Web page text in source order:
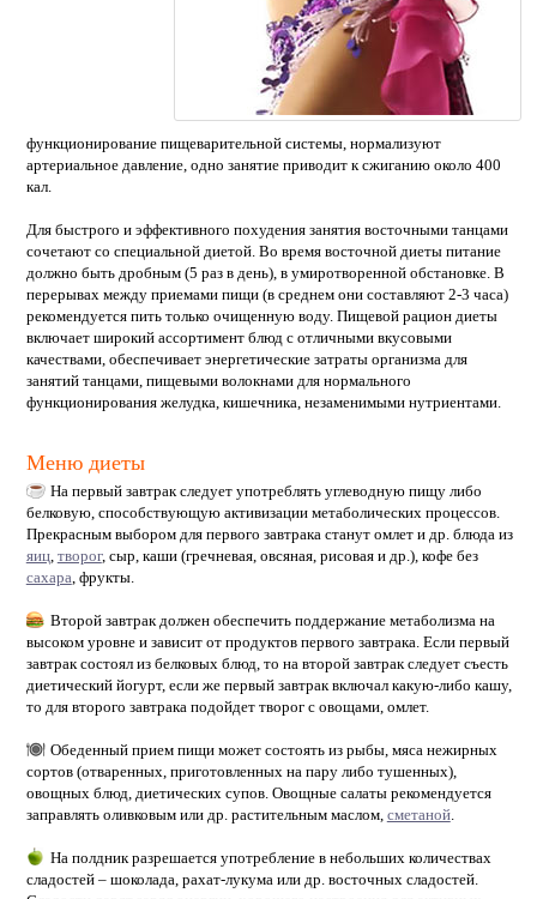
функционирование пищеварительной системы, нормализуют
артериальное давление, одно занятие приводит к сжиганию около 400
кал.
Для быстрого и эффективного похудения занятия восточными танцами
сочетают со специальной диетой. Во время восточной диеты питание
должно быть дробным (5 раз в день), в умиротворенной обстановке. В
перерывах между приемами пищи (в среднем они составляют 2-3 часа)
рекомендуется пить только очищенную воду. Пищевой рацион диеты
включает широкий ассортимент блюд с отличными вкусовыми
качествами, обеспечивает энергетические затраты организма для
занятий танцами, пищевыми волокнами для нормального
функционирования желудка, кишечника, незаменимыми нутриентами.
Меню диеты
На первый завтрак следует употреблять углеводную пищу либо
белковую, способствующую активизации метаболических процессов.
Прекрасным выбором для первого завтрака станут омлет и др. блюда из
яиц, творог, сыр, каши (гречневая, овсяная, рисовая и др.), кофе без
сахара , фрукты.
Второй завтрак должен обеспечить поддержание метаболизма на
высоком уровне и зависит от продуктов первого завтрака. Если первый
завтрак состоял из белковых блюд, то на второй завтрак следует съесть
диетический йогурт, если же первый завтрак включал какую-либо кашу,
то для второго завтрака подойдет творог с овощами, омлет.
Обеденный прием пищи может состоять из рыбы, мяса нежирных
сортов (отваренных, приготовленных на пару либо тушенных),
овощных блюд, диетических супов. Овощные салаты рекомендуется
заправлять оливковым или др. растительным маслом, сметаной.
На полдник разрешается употребление в небольших количествах
сладостей – шоколада, рахат-лукума или др. восточных сладостей.